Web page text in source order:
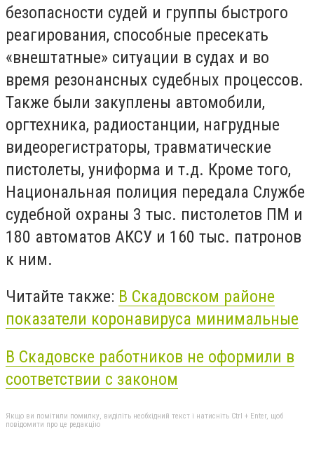
безопасности судей и группы быстрого
реагирования, способные пресекать
«внештатные» ситуации в судах и во
время резонансных судебных процессов.
Также были закуплены автомобили,
оргтехника, радиостанции, нагрудные
видеорегистраторы, травматические
пистолеты, униформа и т.д. Кроме того,
Национальная полиция передала Службе
судебной охраны 3 тыс. пистолетов ПМ и
180 автоматов АКСУ и 160 тыс. патронов
к ним.
Читайте также: В Скадовском районе
показатели коронавируса минимальные
В Скадовске работников не оформили в
соответствии с законом
Якщо ви помітили помилку, виділіть необхідний текст і натисніть Ctrl + Enter, щоб
повідомити про це редакцію